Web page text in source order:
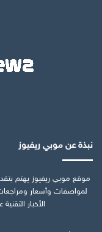
نبذة عن موبي ريفيوز
موقع موبي ريفيوز يهتم
لمواصفات وأسعار
الأخبار